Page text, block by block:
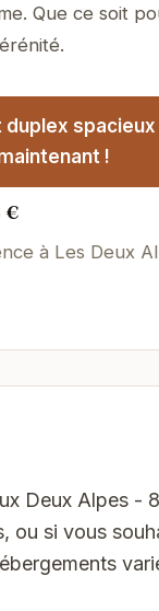
Que ce soit
!
€
à Les Deux
Deux Alpes -
ou si vous